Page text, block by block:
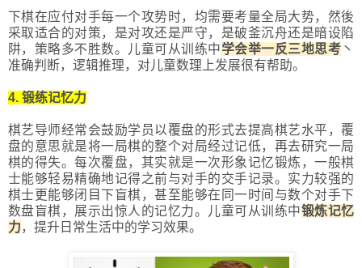
下棋在应付对手每一个攻势时，均需要考量全局大势，然後
采取适合的对策，是对攻还是严守，是破釜沉舟还是暗设陷
阱，策略多不胜数。儿童可从训练中学会举一反三地思考 丶
准确判断，逻辑推理，对儿童数理上发展很有帮助。
4. 锻练记忆力
棋艺导师经常会鼓励学员以覆盘的形式去提高棋艺水平，覆
盘的意思就是将一局棋的整个对局经过记低，再去研究一局
棋的得失。每次覆盘，其实就是一次形象记忆锻炼，一般棋
士能够轻易精确地记得之前与对手的交手记录。实力较强的
棋士更能够闭目下盲棋，甚至能够在同一时间与数个对手下
数盘盲棋，展示出惊人的记忆力。儿童可从训练中锻炼记忆
力，提升日常生活中的学习效果。